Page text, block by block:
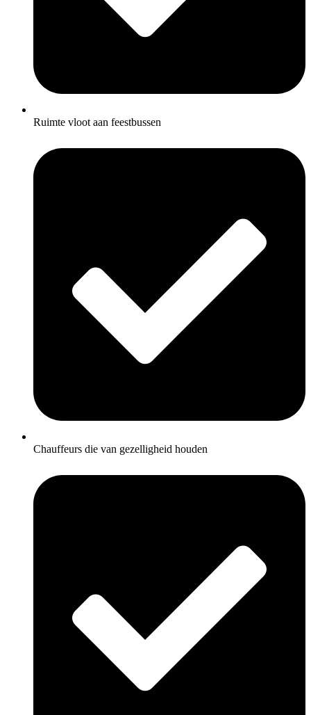
Ruimte vloot aan feestbussen
Chauffeurs die van gezelligheid houden